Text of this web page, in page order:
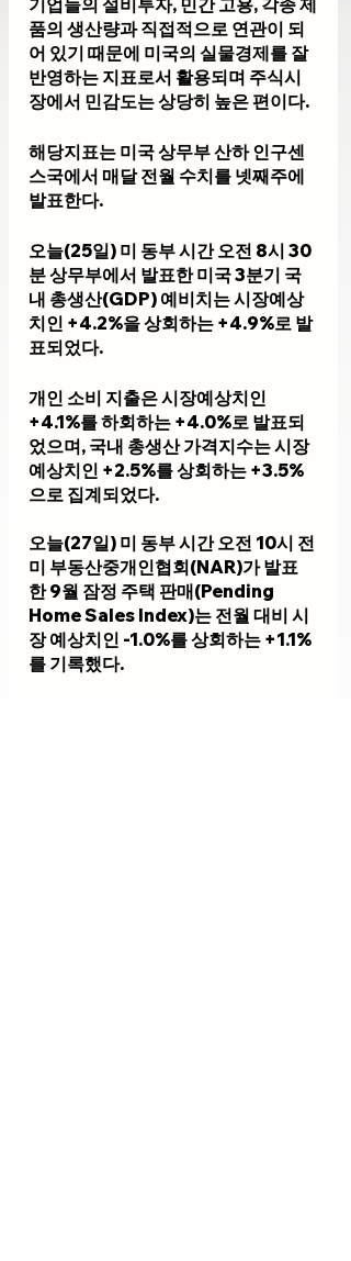
기업들의 설비투자, 민간 고용, 각종 제
품의 생산량과 직접적으로 연관이 되
어 있기 때문에 미국의 실물경제를 잘
반영하는 지표로서 활용되며 주식시
장에서 민감도는 상당히 높은 편이다.
해당지표는 미국 상무부 산하 인구센
스국에서 매달 전월 수치를 넷째주에
발표한다.
오늘(25일) 미 동부 시간 오전 8시 30
분 상무부에서 발표한 미국 3분기 국
내 총생산(GDP) 예비치는 시장예상
치인 +4.2%을 상회하는 +4.9%로 발
표되었다.
개인 소비 지출은 시장예상치인
+4.1%를 하회하는 +4.0%로 발표되
었으며, 국내 총생산 가격지수는 시장
예상치인 +2.5%를 상회하는 +3.5%
으로 집계되었다.
오늘(27일) 미 동부 시간 오전 10시 전
미 부동산중개인협회(NAR)가 발표
한 9월 잠정 주택 판매(Pending
Home Sales Index)는 전월 대비 시
장 예상치인 -1.0%를 상회하는 +1.1%
를 기록했다.